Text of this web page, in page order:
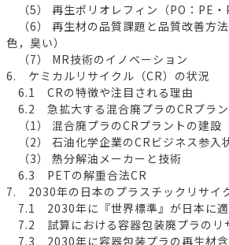
（5） 再生ポリオレフィン（PO：PE・
（6） 再生材の品質課題と品質改善方法
色，臭い）
（7） MR技術のイノベーション
6. ケミカルリサイクル（CR）の状況
6.1 CRの特徴や注目される理由
6.2 急拡大する混合廃プラのCRプラン
（1） 混合廃プラのCRプラントの建設
（2） 石油化学企業のCRビジネス参入
（3） 熱分解油メーカーと技術
6.3 PETの解重合法CR
7. 2030年の日本のプラスチックリサイ
7.1 2030年に『世界標準』が日本に適
7.2 試算における容器包装廃プラのリ
7.3 2030年に容器包装プラの再生材含